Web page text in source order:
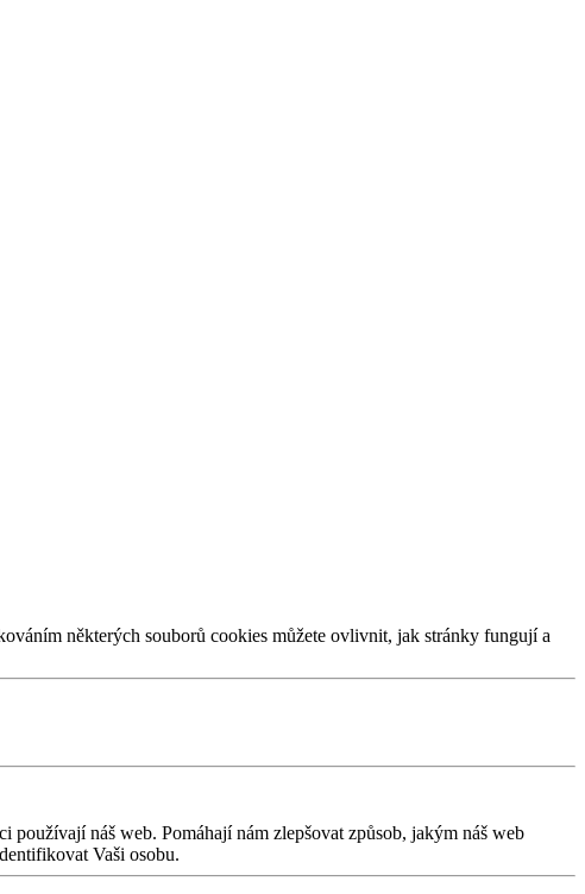
některých souborů cookies můžete ovlivnit, jak stránky fungují a
náš web. Pomáhají nám zlepšovat způsob, jakým náš web
Vaši osobu.